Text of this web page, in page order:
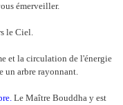
émerveiller.
le Ciel.
et la circulation de l'énergie
un arbre rayonnant.
Le Maître Bouddha y est